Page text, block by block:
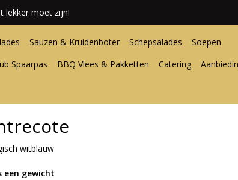
lekker moet zijn!
Sauzen & Kruidenboter Schepsalades
Soepen
Spaarpas BBQ Vlees & Pakketten Catering
witblauw
Kies een gewicht